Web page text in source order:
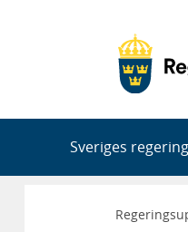
Sveriges regering